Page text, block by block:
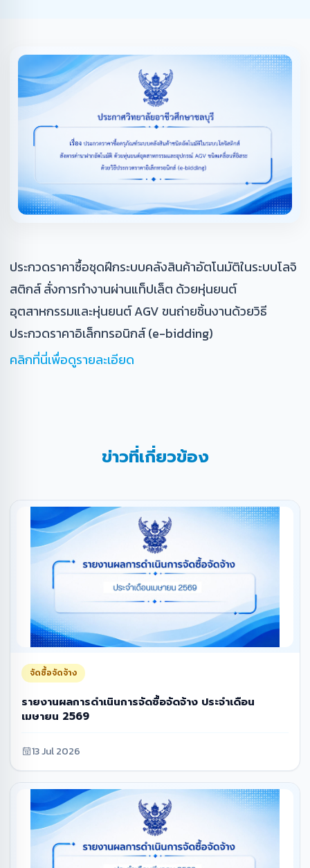
ประกวดราคาซื้อชุดฝึกระบบคลังสินค้าอัตโนมัติในระบบโลจิ
สติกส์ สั่งการทำงานผ่านแท็ปเล็ต ด้วยหุ่นยนต์
อุตสาหกรรมและหุ่นยนต์ AGV ขนถ่ายชิ้นงานด้วยวิธี
ประกวดราคาอิเล็กทรอนิกส์ (e-bidding)
คลิกที่นี่เพื่อดูรายละเอียด
ข่าวที่เกี่ยวข้อง
จัดซื้อจัดจ้าง
รายงานผลการดำเนินการจัดซื้อจัดจ้าง ประจำเดือน
เมษายน 2569
13 Jul 2026